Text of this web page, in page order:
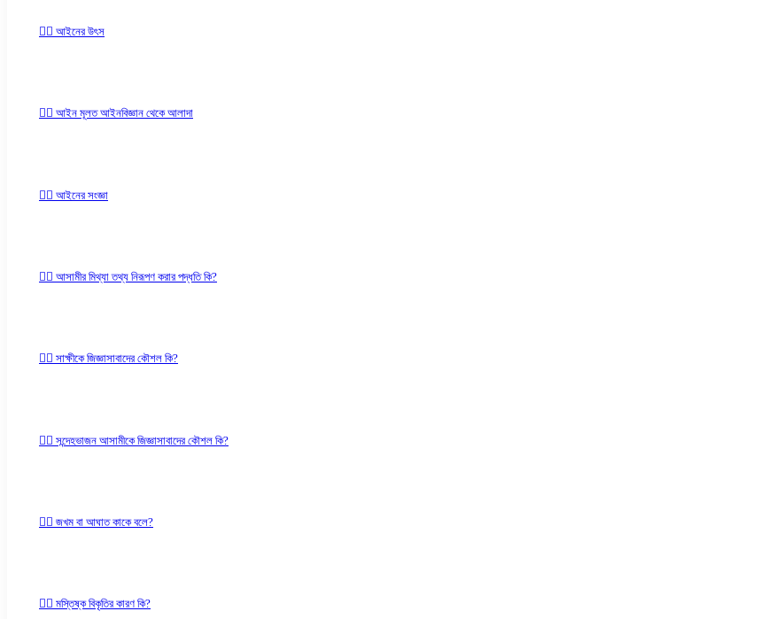
✍🏻 আইনের উৎস
✍🏻 আইন মূলত আইনবিজ্ঞান থেকে আলাদা
✍🏻 আইনের সংজ্ঞা
✍🏻 আসামীর মিথ্যা তথ্য নিরূপণ করার পদ্ধতি কি?
✍🏻 সাক্ষীকে জিজ্ঞাসাবাদের কৌশল কি?
✍🏻 সন্দেহভাজন আসামীকে জিজ্ঞাসাবাদের কৌশল কি?
✍🏻 জখম বা আঘাত কাকে বলে?
✍🏻 মস্তিষ্ক বিকৃতির কারণ কি?